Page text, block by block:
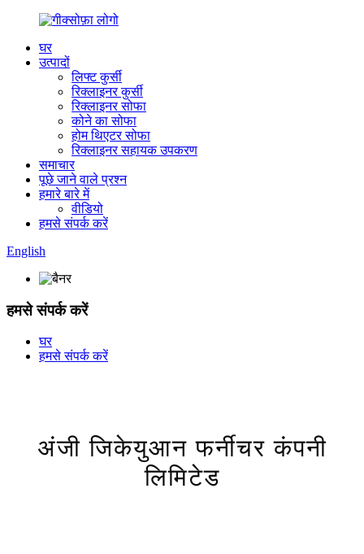
घर
उत्पादों
लिफ्ट कुर्सी
रिक्लाइनर कुर्सी
रिक्लाइनर सोफा
कोने का सोफा
होम थिएटर सोफा
रिक्लाइनर सहायक उपकरण
समाचार
पूछे जाने वाले प्रश्न
हमारे बारे में
वीडियो
हमसे संपर्क करें
English
हमसे संपर्क करें
घर
हमसे संपर्क करें
अंजी जिकेयुआन फर्नीचर कंपनी
लिमिटेड